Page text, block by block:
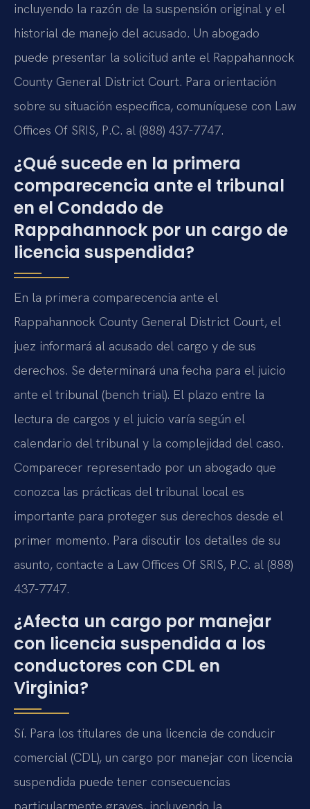
incluyendo la razón de la suspensión original y el
historial de manejo del acusado. Un abogado
puede presentar la solicitud ante el Rappahannock
County General District Court. Para orientación
sobre su situación específica, comuníquese con Law
Offices Of SRIS, P.C. al (888) 437-7747.
¿Qué sucede en la primera
comparecencia ante el tribunal
en el Condado de
Rappahannock por un cargo de
licencia suspendida?
En la primera comparecencia ante el
Rappahannock County General District Court, el
juez informará al acusado del cargo y de sus
derechos. Se determinará una fecha para el juicio
ante el tribunal (bench trial). El plazo entre la
lectura de cargos y el juicio varía según el
calendario del tribunal y la complejidad del caso.
Comparecer representado por un abogado que
conozca las prácticas del tribunal local es
importante para proteger sus derechos desde el
primer momento. Para discutir los detalles de su
asunto, contacte a Law Offices Of SRIS, P.C. al (888)
437-7747.
¿Afecta un cargo por manejar
con licencia suspendida a los
conductores con CDL en
Virginia?
Sí. Para los titulares de una licencia de conducir
comercial (CDL), un cargo por manejar con licencia
suspendida puede tener consecuencias